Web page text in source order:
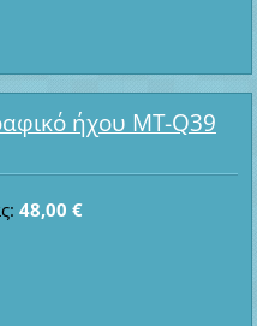
ήχου MT-Q39
48,00 €